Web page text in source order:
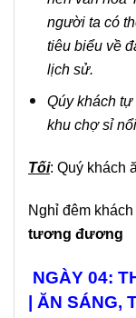
người ta có
tiêu biểu về
lịch sử.
Qúy khách
khu chợ sỉ
Tối: Quý khách
Nghỉ đêm khách
tương đương
NGÀY 04:
| ĂN SÁNG,